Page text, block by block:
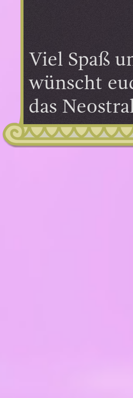
Viel Spaß
wünscht
das